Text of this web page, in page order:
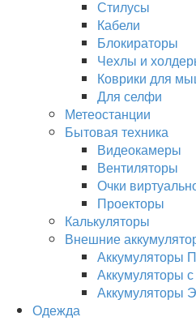
Стилусы
Кабели
Блокираторы
Чехлы и
Коврики для
Для селфи
Метеостанции
Бытовая техника
Видеокамеры
Вентиляторы
Очки
Проекторы
Калькуляторы
Внешние
Аккумуляторы
Аккумуляторы
Аккумуляторы
Одежда